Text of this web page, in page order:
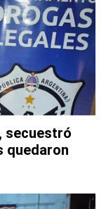
secuestró
quedaron